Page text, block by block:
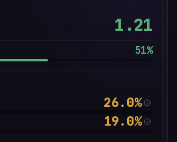
1.21
51%
26.0%
19.0%